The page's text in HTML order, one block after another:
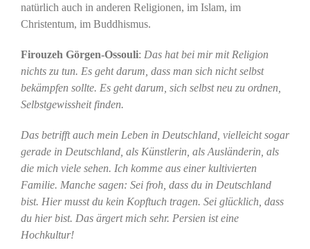
natürlich auch in anderen Religionen, im Islam, im
Christentum, im Buddhismus.
Firouzeh Görgen-Ossouli: Das hat bei mir mit Religion
nichts zu tun. Es geht darum, dass man sich nicht selbst
bekämpfen sollte. Es geht darum, sich selbst neu zu ordnen,
Selbstgewissheit finden.
Das betrifft auch mein Leben in Deutschland, vielleicht sogar
gerade in Deutschland, als Künstlerin, als Ausländerin, als
die mich viele sehen. Ich komme aus einer kultivierten
Familie. Manche sagen: Sei froh, dass du in Deutschland
bist. Hier musst du kein Kopftuch tragen. Sei glücklich, dass
du hier bist. Das ärgert mich sehr. Persien ist eine
Hochkultur!